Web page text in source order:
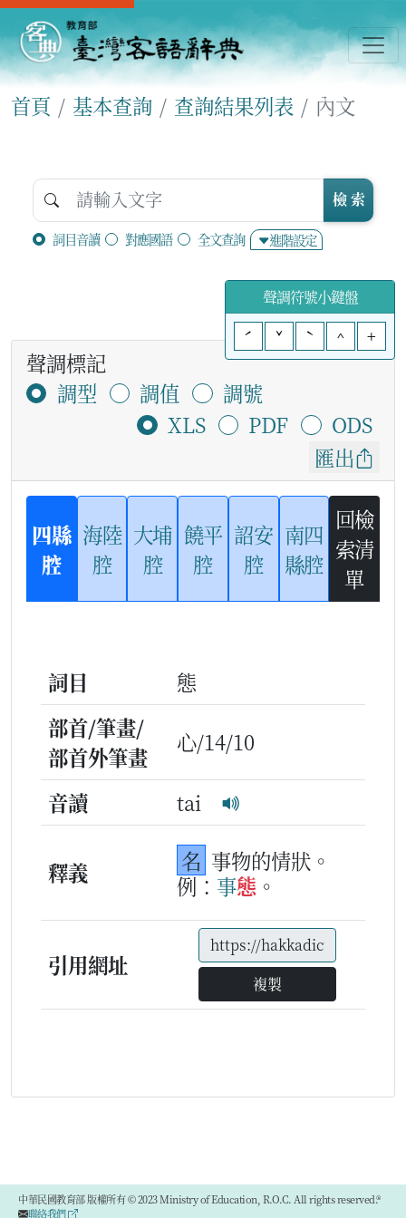
首頁 基本查詢 查詢結果列表 內文
詞目音讀 對應國語 全文查詢 進階設定
檢 索
聲調符號小鍵盤
ˊ
ˇ ˋ ^ +
聲調標記
調型
調值
調號
XLS
PDF
ODS
匯出
四縣
腔
海陸
腔
大埔
腔
饒平
腔
詔安
腔
南四
縣腔
回檢
索清
單
詞目
態
部首/筆畫/
部首外筆畫
心/14/10
音讀 tai
釋義 名 事物的情狀。
例： 事態 。
引用網址
複製
中華民國教育部 版權所有 © 2023 Ministry of Education, R.O.C. All rights reserved.®
聯絡我們